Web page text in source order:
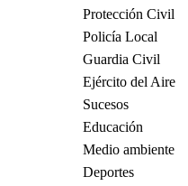
Protección Civil
Policía Local
Guardia Civil
Ejército del Aire
Sucesos
Educación
Medio ambiente
Deportes